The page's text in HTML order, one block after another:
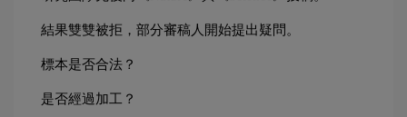
結果雙雙被拒，部分審稿人開始提出疑問。
標本是否合法？
是否經過加工？